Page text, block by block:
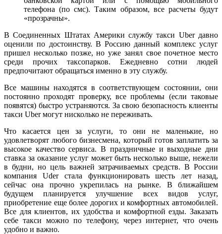
телефона (по смс). Таким образом, все расчеты будут
«прозрачны».
В Соединенных Штатах Америки службу такси Uber давно
оценили по достоинству. В Россию данный комплекс услуг
пришел несколько позже, но уже занял свое почетное место
среди прочих таксопарков. Ежедневно сотни людей
предпочитают обращаться именно в эту службу.
Все машины находятся в соответствующем состоянии, они
постоянно проходят проверку, все проблемы (если таковые
появятся) быстро устраняются. За свою безопасность клиенты
такси Uber могут нисколько не переживать.
Что касается цен за услуги, то они не маленькие, но
удовлетворят любого бизнесмена, который готов заплатить за
высокое качество сервиса. В праздничные и выходные дни
ставка за оказание услуг может быть несколько выше, нежели
в будни, но цель важней затрачиваемых средств. В России
компания Uder стала функционировать шесть лет назад,
сейчас она прочно укрепилась на рынке. В ближайшем
будущем планируется улучшение всех видов услуг,
приобретение еще более дорогих и комфортных автомобилей.
Все для клиентов, их удобства и комфортной езды. Заказать
себе такси можно по телефону, через интернет, что очень
удобно и важно.